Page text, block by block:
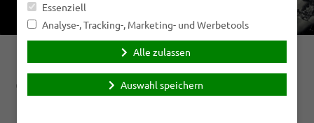
Online
Schadensmeldung
Online Schadensmeldung
Essenziell
Analyse-, Tracking-, Marketing- und Werbetools
Alle zulassen
Auswahl speichern